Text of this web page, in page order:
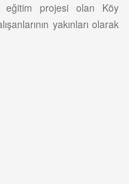
eğitim projesi olan Köy
yakınları olarak